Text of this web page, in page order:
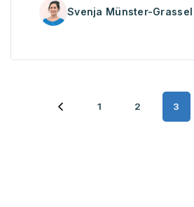
Svenja Münster-Grassel
1 2 3